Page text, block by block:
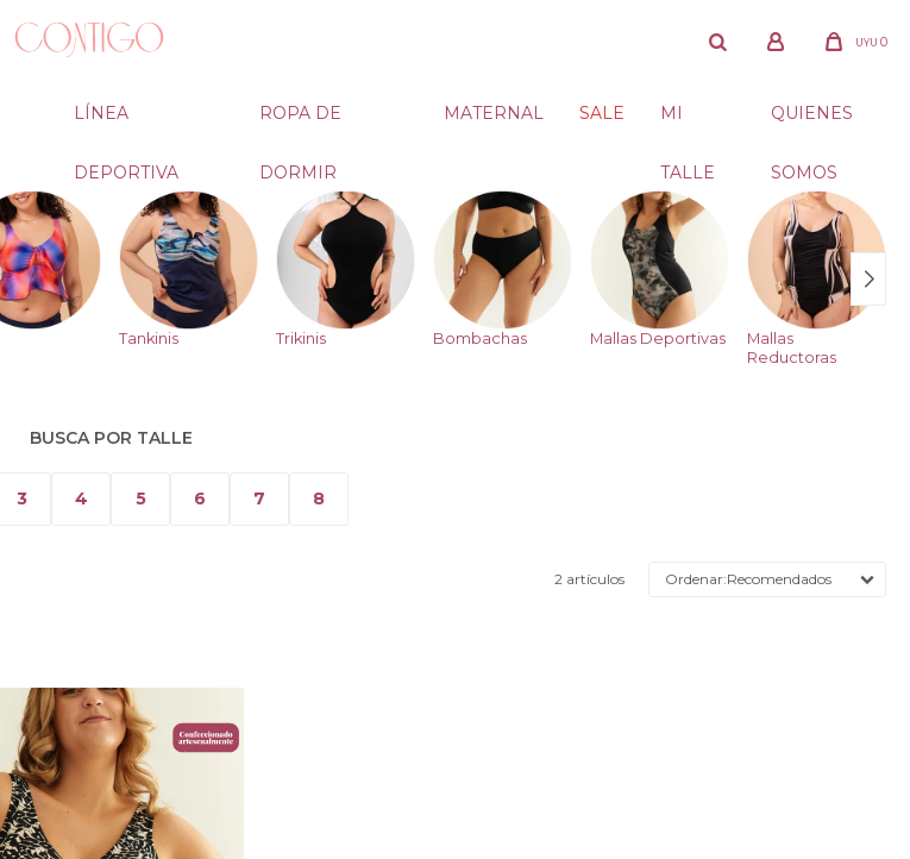
LÍNEA
DEPORTIVA
ROPA DE
DORMIR
MATERNAL SALE MI
TALLE
QUIENES
SOMOS
UYU 0
Tankinis Trikinis Bombachas Mallas Deportivas
Mallas
Reductoras
BUSCA POR TALLE
3 4 5 6 7 8
2 artículos Recomendados